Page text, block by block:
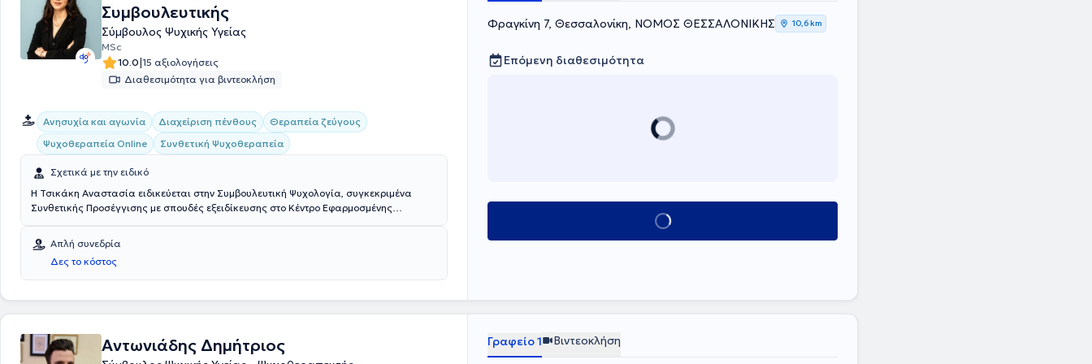
Συμβουλευτικής
Σύμβουλος Ψυχικής Υγείας
MSc
10.0|15 αξιολογήσεις
Διαθεσιμότητα για βιντεοκλήση
Ανησυχία και αγωνία Διαχείριση πένθους
Θεραπεία ζεύγους
Ψυχοθεραπεία Online
Συνθετική Ψυχοθεραπεία
Σχετικά με την ειδικό
Η Τσικάκη Αναστασία ειδικεύεται στην Συμβουλευτική Ψυχολογία, συγκεκριμένα
Συνθετικής Προσέγγισης με σπουδές εξειδίκευσης στο Κέντρο Εφαρμοσμένης
ενηλίκων, γονέων, εφήβων και ζεύγους. Με διαρκή συμμετοχή σε σεμινάρια και
επιμορφώσεις, ασχολείται με θέματα όπως διαπροσωπικές και οικογενειακές
σχέσεις, άγχος, θλίψη,πένθος και μοναξιά, στοχεύοντας στην αύξηση της
αυτογνωσίας και της ενσυνειδητότητας.
Απλή συνεδρία
Δες το κόστος
Φραγκίνη 7, Θεσσαλονίκη, ΝΟΜΟΣ ΘΕΣΣΑΛΟΝΙΚΗΣ 10,6 km
Επόμενη διαθεσιμότητα
Κλείσε ραντεβού
Αντωνιάδης Δημήτριος Γραφείο 1 Βιντεοκλήση